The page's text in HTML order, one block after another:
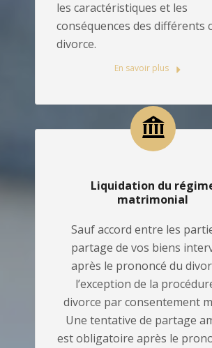
les caractéristiques et les
conséquences des différents
divorce.
En savoir plus
Liquidation du
matrimonial
Sauf accord entre les
partage de vos biens
après le prononcé du
l’exception de la
divorce par consentement
Une tentative de partage
est obligatoire après le